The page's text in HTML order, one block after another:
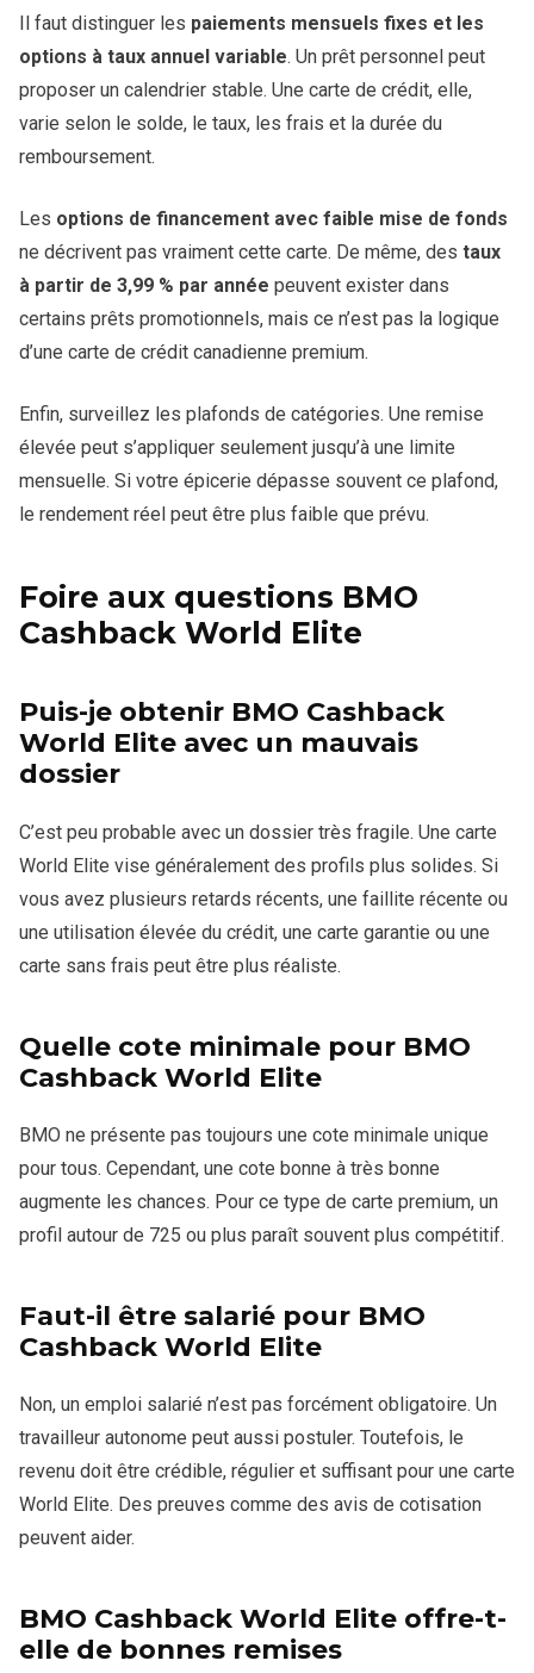
Il faut distinguer les paiements mensuels fixes et les
options à taux annuel variable. Un prêt personnel peut
proposer un calendrier stable. Une carte de crédit, elle,
varie selon le solde, le taux, les frais et la durée du
remboursement.
Les options de financement avec faible mise de fonds
ne décrivent pas vraiment cette carte. De même, des taux
à partir de 3,99 % par année peuvent exister dans
certains prêts promotionnels, mais ce n’est pas la logique
d’une carte de crédit canadienne premium.
Enfin, surveillez les plafonds de catégories. Une remise
élevée peut s’appliquer seulement jusqu’à une limite
mensuelle. Si votre épicerie dépasse souvent ce plafond,
le rendement réel peut être plus faible que prévu.
Foire aux questions BMO
Cashback World Elite
Puis-je obtenir BMO Cashback
World Elite avec un mauvais
dossier
C’est peu probable avec un dossier très fragile. Une carte
World Elite vise généralement des profils plus solides. Si
vous avez plusieurs retards récents, une faillite récente ou
une utilisation élevée du crédit, une carte garantie ou une
carte sans frais peut être plus réaliste.
Quelle cote minimale pour BMO
Cashback World Elite
BMO ne présente pas toujours une cote minimale unique
pour tous. Cependant, une cote bonne à très bonne
augmente les chances. Pour ce type de carte premium, un
profil autour de 725 ou plus paraît souvent plus compétitif.
Faut-il être salarié pour BMO
Cashback World Elite
Non, un emploi salarié n’est pas forcément obligatoire. Un
travailleur autonome peut aussi postuler. Toutefois, le
revenu doit être crédible, régulier et suffisant pour une carte
World Elite. Des preuves comme des avis de cotisation
peuvent aider.
BMO Cashback World Elite offre-t-
elle de bonnes remises